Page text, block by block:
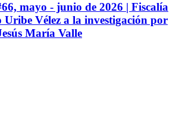
mayo - junio de 2026 | Fiscalía
Vélez a la investigación por
María Valle